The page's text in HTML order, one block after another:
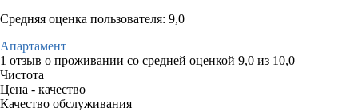
Средняя оценка пользователя: 9,0
Апартамент
1 отзыв о проживании со средней оценкой 9,0 из 10,0
Чистота
Цена - качество
Качество обслуживания